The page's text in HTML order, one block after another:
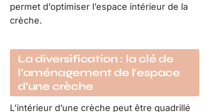
permet d’optimiser l’espace intérieur de la
crèche.
La diversification : la clé de
l’aménagement de l’espace
d’une crèche
L’intérieur d’une crèche peut être quadrillé